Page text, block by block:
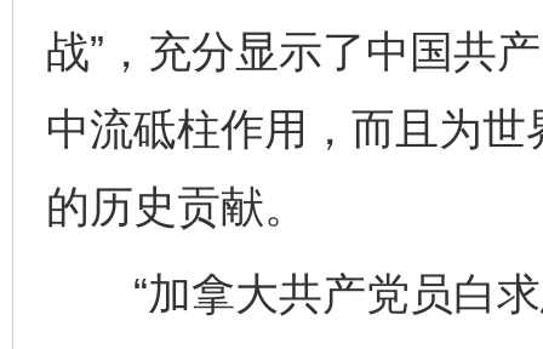
战”，充分显示了中国共
中流砥柱作用，而且为
的历史贡献。
“加拿大共产党员白求